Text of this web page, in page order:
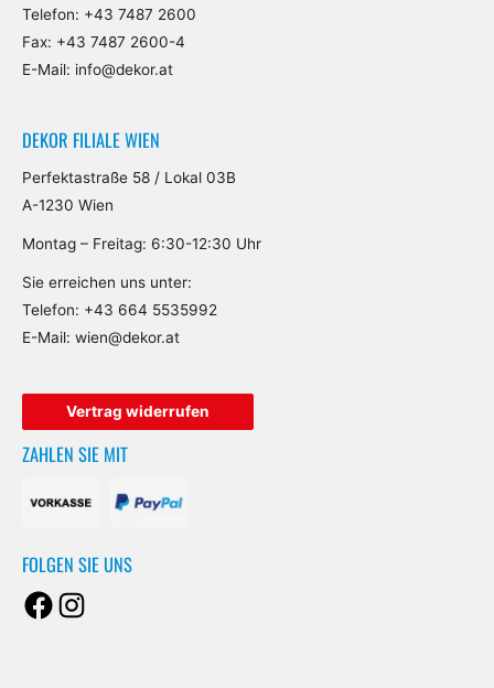
Telefon: +43 7487 2600
Fax: +43 7487 2600-4
E-Mail: info@dekor.at
DEKOR FILIALE WIEN
Perfektastraße 58 / Lokal 03B
A-1230 Wien
Montag – Freitag: 6:30-12:30 Uhr
Sie erreichen uns unter:
Telefon: +43 664 5535992
E-Mail: wien@dekor.at
Vertrag widerrufen
ZAHLEN SIE MIT
FOLGEN SIE UNS
Facebook
Instagram